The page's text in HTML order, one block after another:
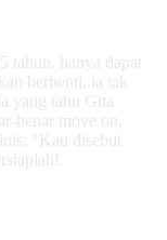
tahun, hanya dapat
berhenti, ia tak
yang tahu Gita
benar move on,
"Kau disebut